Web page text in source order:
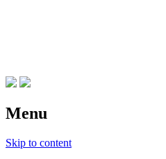
Menu
Skip to content